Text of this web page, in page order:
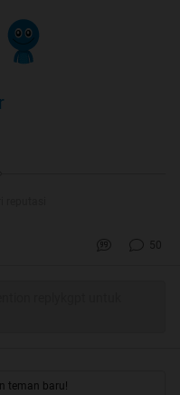
50
teman baru!